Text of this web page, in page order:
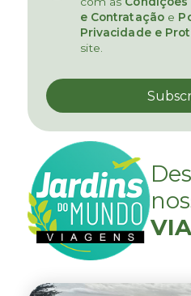
e Contratação e
Privacidade e
site.